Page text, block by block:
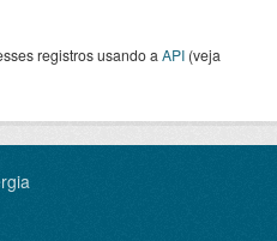
registros usando a API (veja